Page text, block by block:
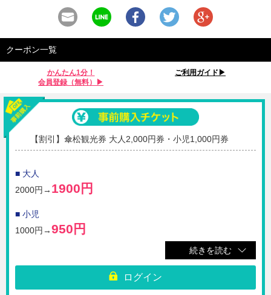
クーポン一覧
かんたん1分！
会員登録（無料）▶︎
ご利用ガイド▶︎
【割引】傘松観光券 大人2,000円券・小児1,000円券
■ 大人
2000円→ 1900円
■ 小児
1000円→950円
天橋立観光船（天橋立～一の宮往復）と、天橋立傘松公園ケーブルカー・
リフト（府中～傘松間）、成相寺登山バス（傘松～成相寺間）に乗車でき
続きを読む
ログイン